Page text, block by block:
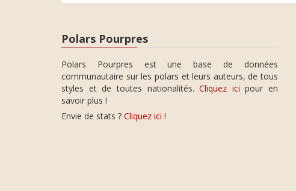
Polars Pourpres
Polars Pourpres est une base de données
communautaire sur les polars et leurs auteurs, de tous
styles et de toutes nationalités.Cliquez ici pour en
savoir plus !
Envie de stats ? Cliquez ici !